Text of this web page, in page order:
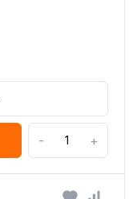
- +